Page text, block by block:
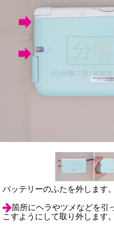
バッテリーのふたを外します。
箇所にヘラやツメなどを引
こすようにして取り外します。